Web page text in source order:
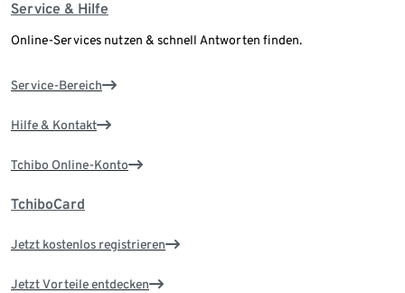
Service & Hilfe
Online-Services nutzen & schnell Antworten finden.
Service-Bereich
Hilfe & Kontakt
Tchibo Online-Konto
TchiboCard
Jetzt kostenlos registrieren
Jetzt Vorteile entdecken